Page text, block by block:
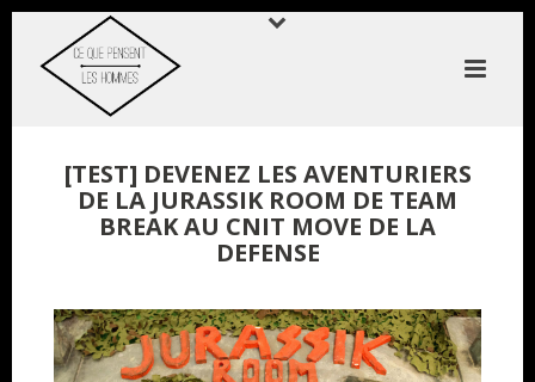
[TEST] DEVENEZ LES AVENTURIERS
DE LA JURASSIK ROOM DE TEAM
BREAK AU CNIT MOVE DE LA
DEFENSE